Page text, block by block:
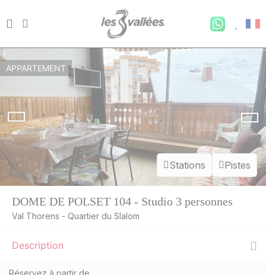
Stations Pistes
APPARTEMENT
DOME DE POLSET 104 - Studio 3 personnes
Val Thorens - Quartier du Slalom
Description
Réservez à partir de